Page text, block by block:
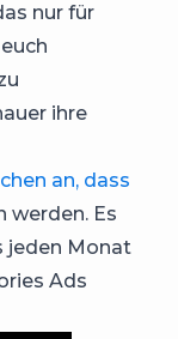
nur für
ihre
an, dass
werden. Es
jeden Monat
Ads